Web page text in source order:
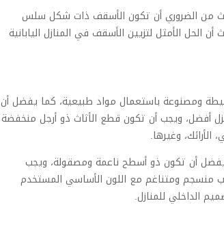
من الضروري أن تكون الأسقف ذات شكل سلس
الحل الأمثل لتزيين الأسقف في المنازل اليابانية
ومصنوعة باستعمال مواد طبيعية، كما يفضل أن
أفضل، ويجب أن تكون قطع الأثاث ذو أرجل منخفضة
وغيرها.
يفضل أن تكون ذو أسطح ناعمة ومصقولة، ويجب
منسجم ومتناغم مع اللون الأساسي المستخدم
الداخلي للمنازل.